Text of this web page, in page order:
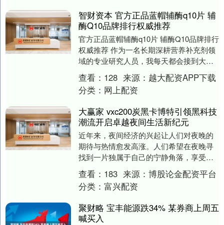
智财资本 官方正品蓝帽辅酶q10片 辅
酶Q10品牌排行权威推荐
官方正品蓝帽辅酶q10片 辅酶Q10品牌排行
权威推荐 作为一名长期深耕营养补充剂领
域的专业研究人员，我每天都会接到大量
关于“如何选择一款真正有效、安全、高性
价比....
查看： 128 来源： 越大配资APP下载
分类： 网上配资
大赢家 vxc200炭黑卡博特引领黑科技
潮流开启卓越夜间生活新纪元
近年来，夜间经济的兴起让人们对夜晚的
期待与热情愈发高涨。人们希望在夜晚寻
找到一片独属于自己的宁静角落，享受繁
忙白天无法获得的片刻舒适与轻松。而在
这个时候，vxc....
查看： 183 来源： 博股论金配资平台
分类： 富兴配资
聚财略 宝丰能源跌34% 某券商上周五
喊买入